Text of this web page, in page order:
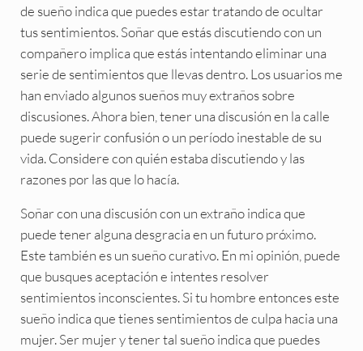
de sueño indica que puedes estar tratando de ocultar
tus sentimientos. Soñar que estás discutiendo con un
compañero implica que estás intentando eliminar una
serie de sentimientos que llevas dentro. Los usuarios me
han enviado algunos sueños muy extraños sobre
discusiones. Ahora bien, tener una discusión en la calle
puede sugerir confusión o un período inestable de su
vida. Considere con quién estaba discutiendo y las
razones por las que lo hacía.
Soñar con una discusión con un extraño indica que
puede tener alguna desgracia en un futuro próximo.
Este también es un sueño curativo. En mi opinión, puede
que busques aceptación e intentes resolver
sentimientos inconscientes. Si tu hombre entonces este
sueño indica que tienes sentimientos de culpa hacia una
mujer. Ser mujer y tener tal sueño indica que puedes